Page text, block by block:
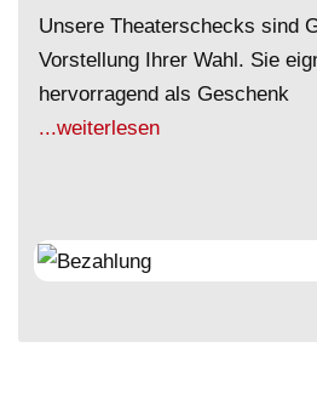
Unsere Theaterschecks sind
Vorstellung Ihrer Wahl. Sie
hervorragend als Geschenk
...weiterlesen